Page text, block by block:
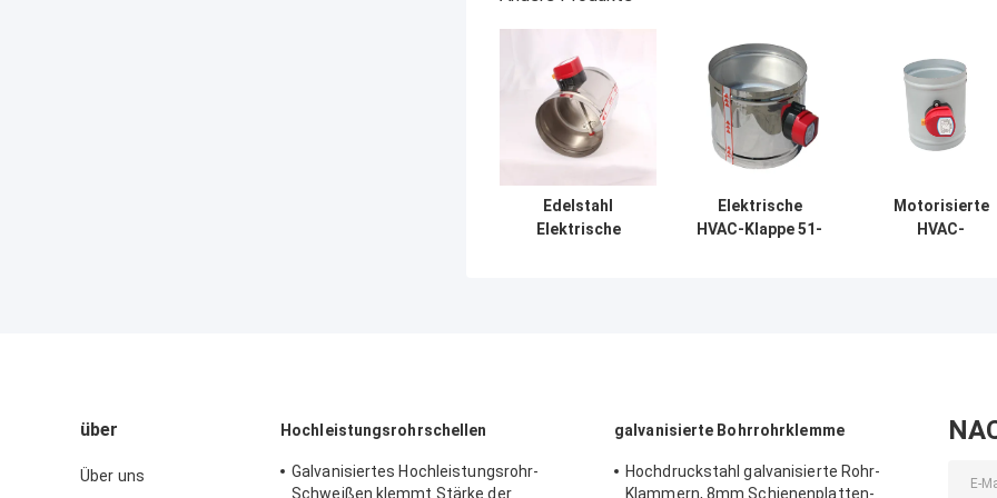
Edelstahl
Elektrische
Elektrische
HVAC-Klappe 51-
Motorisierte
HVAC-
über
Über uns
Hochleistungsrohrschellen
Galvanisiertes Hochleistungsrohr-
Schweißen klemmt Stärke der
galvanisierte Bohrrohrklemme
Hochdruckstahl galvanisierte Rohr-
Klammern, 8mm Schienenplatten-